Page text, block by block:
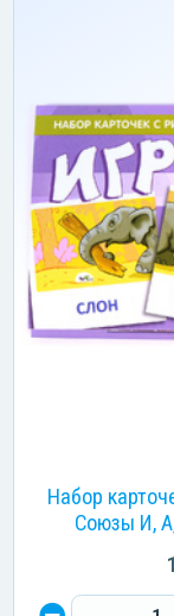
Набор
Союзы И,